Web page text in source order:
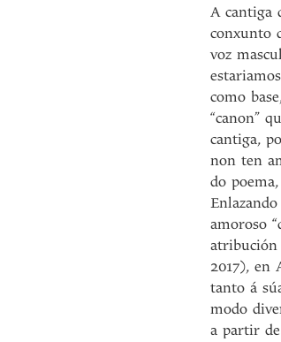
A cantiga
conxunto
voz
como
“canon”
cantiga,
non ten
do
amoroso
atribución
2017), en
tanto á
modo
a partir